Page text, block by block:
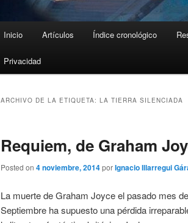
Inicio Artículos Índice cronológico
Privacidad
ARCHIVO DE LA ETIQUETA: LA TIERRA SILENCIADA
Requiem, de Graham
Posted on 4 noviembre, 2014porIgnacio Illarregui
La muerte de Graham Joyce el pasado mes de
Septiembre ha supuesto una pérdida